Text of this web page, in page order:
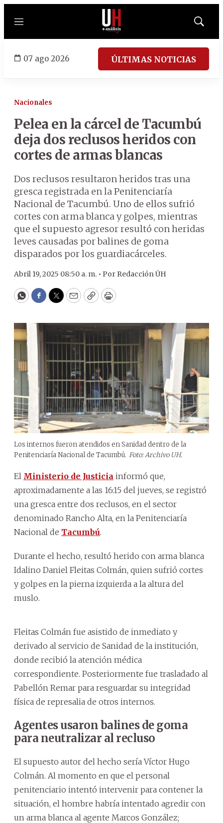
Menú
Mostrar
07 ago 2026 ÚLTIMAS NOTICIAS
Nacionales
Pelea en la cárcel de Tacumbú
deja dos reclusos heridos con
cortes de armas blancas
Dos reclusos resultaron heridos tras una
gresca registrada en la Penitenciaría
Nacional de Tacumbú. Uno de ellos sufrió
cortes con arma blanca y golpes, mientras
que el supuesto agresor resultó con heridas
leves causadas por balines de goma
disparados por los guardiacárceles.
Abril 19, 2025 08:50 a. m. • Por Redacción ÚH
WhatsApp
Facebook
Twitter
EmailCopyPrint
Los internos fueron atendidos en Sanidad dentro de la
Penitenciaría Nacional de Tacumbú. Foto: Archivo UH.
El Ministerio de Justicia informó que,
aproximadamente a las 16:15 del jueves, se registró
una gresca entre dos reclusos, en el sector
denominado Rancho Alta, en la Penitenciaría
Nacional de Tacumbú.
Durante el hecho, resultó herido con arma blanca
Idalino Daniel Fleitas Colmán, quien sufrió cortes
y golpes en la pierna izquierda a la altura del
muslo.
Fleitas Colmán fue asistido de inmediato y
derivado al servicio de Sanidad de la institución,
donde recibió la atención médica
correspondiente. Posteriormente fue trasladado al
Pabellón Remar para resguardar su integridad
física de represalia de otros internos.
Agentes usaron balines de goma
para neutralizar al recluso
El supuesto autor del hecho sería Víctor Hugo
Colmán. Al momento en que el personal
penitenciario intentó intervenir para contener la
situación, el hombre habría intentado agredir con
un arma blanca al agente Marcos González;